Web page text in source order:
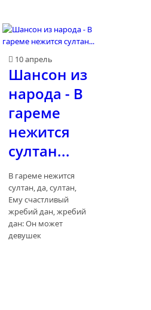
10 апрель
Шансон из
народа - В
гареме
нежится
султан...
В гареме нежится
султан, да, султан,
Ему счастливый
жребий дан, жребий
дан: Он может
девушек